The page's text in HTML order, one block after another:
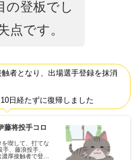
の登板でし
点です。
者となり、出場選手登録を抹消
日経たずに復帰しました
藤将投手コロ
喫して、打てな
、藤浪投手、
厚接触者で登録